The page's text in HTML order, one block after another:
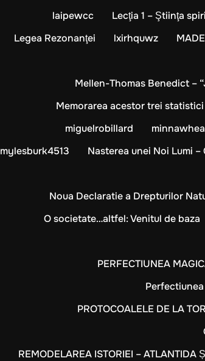
laipewcc
Lecţia 1 – Ştiinţa
Legea Rezonanţei
lxirhquwz
Mellen-Thomas Benedict –
Memorarea acestor trei
miguelrobillard
mylesburk4513
Nasterea unei Noi Lumi –
Noua Declaratie a Drepturilor
O societate…altfel: Venitul de baza
PERFECTIUNEA
Perfectiunea
PROTOCOALELE DE LA
REMODELAREA ISTORIEI – ATLANTIDA